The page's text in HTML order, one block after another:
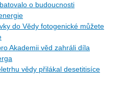
o budoucnosti
do Vědy fotogenické můžete
Akademii věd zahráli díla
vědy přilákal desetitisíce